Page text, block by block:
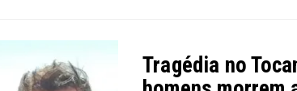
Tragédia no